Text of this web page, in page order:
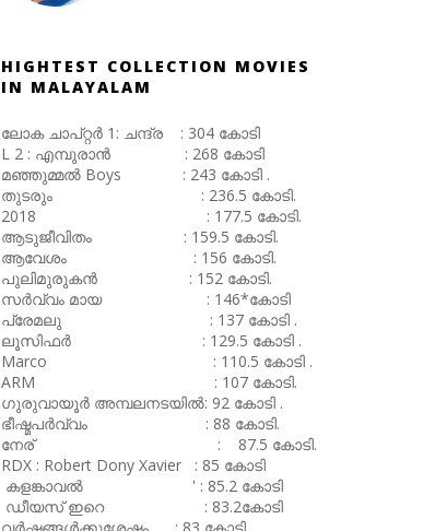
HIGHTEST COLLECTION MOVIES
IN MALAYALAM
ലോക ചാപ്റ്റർ 1: ചന്ദ്ര : 304 കോടി
L 2 : എമ്പുരാൻ : 268 കോടി
മഞ്ഞുമ്മൽ Boys : 243 കോടി .
തുടരും : 236.5 കോടി.
2018 : 177.5 കോടി.
ആടുജീവിതം : 159.5 കോടി.
ആവേശം : 156 കോടി.
പുലിമുരുകൻ : 152 കോടി.
സർവ്വം മായ : 146*കോടി
പ്രേമലു : 137 കോടി .
ലൂസിഫർ : 129.5 കോടി .
Marco : 110.5 കോടി .
ARM : 107 കോടി.
ഗുരുവായൂർ അമ്പലനടയിൽ: 92 കോടി .
ഭീഷ്മപർവ്വം : 88 കോടി.
നേര് : 87.5 കോടി.
RDX : Robert Dony Xavier : 85 കോടി
കളങ്കാവൽ ' : 85.2 കോടി
ഡീയസ് ഇറെ : 83.2കോടി